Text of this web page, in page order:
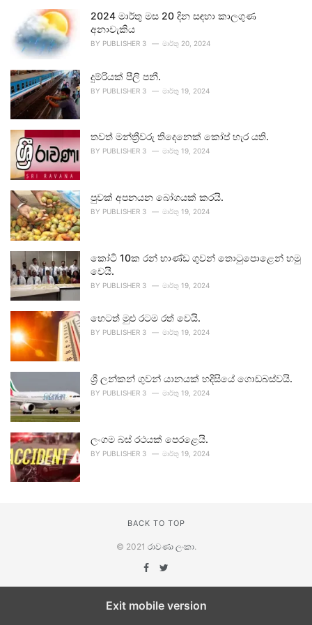
2024 මාර්තු මස 20 දින සඳහා කාලගුණ
අනාවැකිය
BY PUBLISHER 3 මාර්තු 20, 2024
දුම්රියක් පීලි පනී.
BY PUBLISHER 3 මාර්තු 19, 2024
තවත් මන්ත්‍රීවරු තිදෙනෙක් කෝප් හැර යති.
BY PUBLISHER 3 මාර්තු 19, 2024
පුවක් අපනයන බෝගයක් කරයි.
BY PUBLISHER 3 මාර්තු 19, 2024
කෝටි 10ක රන් භාණ්ඩ ගුවන් තොටුපොළෙන් හමු
වෙයි.
BY PUBLISHER 3 මාර්තු 19, 2024
හෙටත් මුළු රටම රත් වෙයි.
BY PUBLISHER 3 මාර්තු 19, 2024
ශ්‍රී ලන්කන් ගුවන් යානයක් හදිසියේ ගොඩබස්වයි.
BY PUBLISHER 3 මාර්තු 19, 2024
ලංගම බස් රථයක් පෙරළෙයි.
BY PUBLISHER 3 මාර්තු 19, 2024
BACK TO TOP
© 2021 රාවණා ලංකා.
Exit mobile version